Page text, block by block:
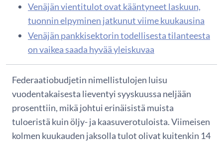
Venäjän vientitulot ovat kääntyneet laskuun,
tuonnin elpyminen jatkunut viime kuukausina
Venäjän pankkisektorin todellisesta tilanteesta
on vaikea saada hyvää yleiskuvaa
Federaatiobudjetin nimellistulojen luisu
vuodentakaisesta lieventyi syyskuussa neljään
prosenttiin, mikä johtui erinäisistä muista
tuloeristä kuin öljy- ja kaasuverotuloista. Viimeisen
kolmen kuukauden jaksolla tulot olivat kuitenkin 14